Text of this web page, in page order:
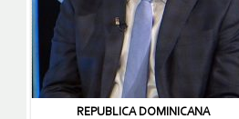
REPUBLICA DOMINICANA